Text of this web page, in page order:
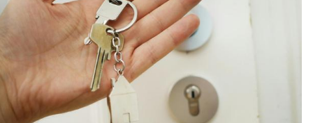
Untermenü
Untermenü
Untermenü
Untermenü